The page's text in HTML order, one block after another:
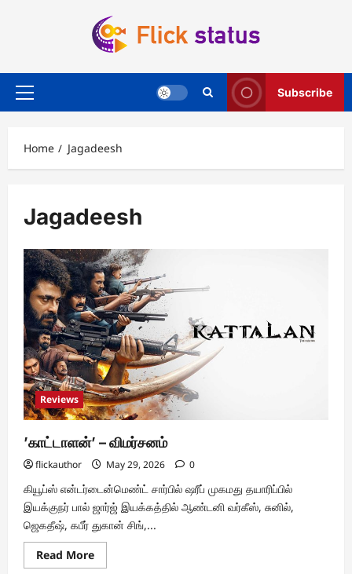
Primary
Subscribe
Home Jagadeesh
Jagadeesh
Reviews
’காட்டாளன்’ – விமர்சனம்
flickauthor May 29, 2026 0
கியூப்ஸ் என்டர்டைன்மெண்ட் சார்பில் ஷரீப் முகமது தயாரிப்பில்
இயக்குநர் பால் ஜார்ஜ் இயக்கத்தில் ஆண்டனி வர்கீஸ், சுனில்,
ஜெகதீஷ், கபீர் துகான் சிங்,...
Read MoreRead
more